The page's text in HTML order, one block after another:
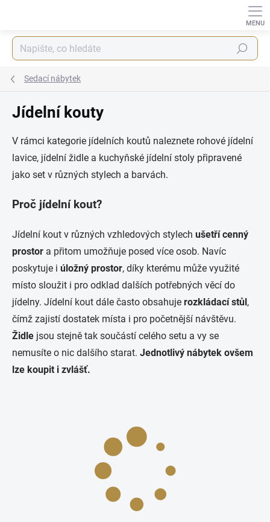
Hledat
Sedací nábytek
Jídelní kouty
V rámci kategorie jídelních koutů naleznete rohové jídelní
lavice, jídelní židle a kuchyňské jídelní stoly připravené
jako set v různých stylech a barvách.
Proč jídelní kout?
Jídelní kout v různých vzhledových stylech ušetří cenný
prostor a přitom umožňuje posed více osob. Navíc
poskytuje i úložný prostor, díky kterému může využité
místo sloužit i pro odklad dalších potřebných věcí do
jídelny. Jídelní kout dále často obsahuje rozkládací stůl,
čímž zajistí dostatek místa i pro početnější návštěvu.
Židle jsou stejně tak součástí celého setu a vy se
nemusíte o nic dalšího starat. Jednotlivý nábytek ovšem
lze koupit i zvlášť.